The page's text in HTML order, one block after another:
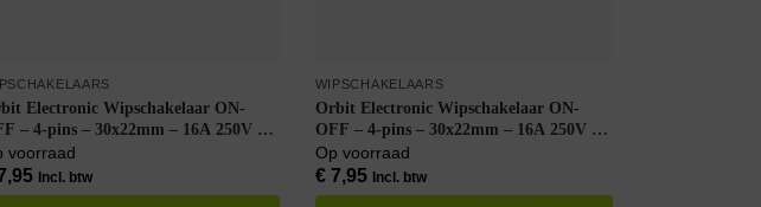
Electronic Wipschakelaar ON-
– 4-pins – 30x22mm – 16A 250V –
Waterdicht – KCD4-201-16 – Blauw
voorraad
Incl. btw
WIPSCHAKELAARS
Orbit Electronic Wipschakelaar ON-
OFF – 4-pins – 30x22mm – 16A 250V –
Spat Waterdicht – KCD4-201-16 – Rood
Op voorraad
€7,95 Incl. btw